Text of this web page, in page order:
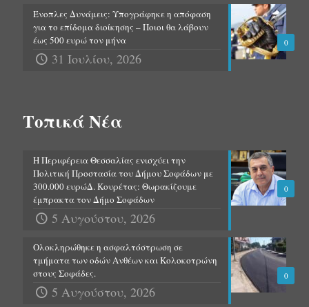
0
Ένοπλες Δυνάμεις: Υπογράφηκε η απόφαση
για το επίδομα διοίκησης – Ποιοι θα λάβουν
έως 500 ευρώ τον μήνα
31 Ιουλίου, 2026
Τοπικά Νέα
0
Η Περιφέρεια Θεσσαλίας ενισχύει την
Πολιτική Προστασία του Δήμου Σοφάδων με
300.000 ευρώΔ. Κουρέτας: Θωρακίζουμε
έμπρακτα τον Δήμο Σοφάδων
5 Αυγούστου, 2026
0
Ολοκληρώθηκε η ασφαλτόστρωση σε
τμήματα των οδών Ανθέων και Κολοκοτρώνη
στους Σοφάδες.
5 Αυγούστου, 2026